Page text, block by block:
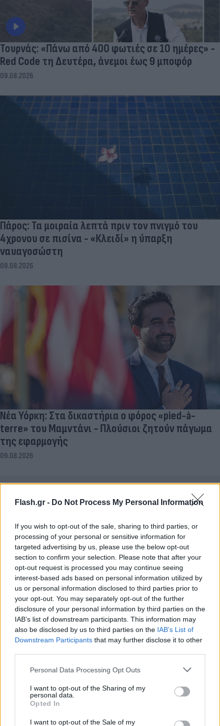
Flash.gr - Do Not Process My Personal Information
If you wish to opt-out of the sale, sharing to third parties, or
processing of your personal or sensitive information for
targeted advertising by us, please use the below opt-out
section to confirm your selection. Please note that after your
opt-out request is processed you may continue seeing
interest-based ads based on personal information utilized by
us or personal information disclosed to third parties prior to
your opt-out. You may separately opt-out of the further
disclosure of your personal information by third parties on the
IAB’s list of downstream participants. This information may
also be disclosed by us to third parties on the IAB’s List of
Downstream Participants that may further disclose it to other
Please note that this website/app uses one or more Google
not limited to your visit or usage behaviour. You may click to
grant or deny consent to Google and its third-party tags to
use your data for below specified purposes in below Google
consent section.
Personal Data Processing Opt Outs
I want to opt-out of the Sharing of my
personal data.
Opted In
I want to opt-out of the Sale of my
Τουρνάς: «Πάνω από 400 φωτιές σε 10 ημέρες» -
Red Code τη Δευτέρα, άνεμοι έως 9 μποφόρ
09.08.2026
Πάρος: Τα μοιραία λεπτά πριν τον πνιγμό του
4χρονου σε πισίνα - «Κλειδί» η ύπαρξη
ναυαγοσώστη
09.08.2026
Νέα Υόρκη: Στα δικαστήρια ο φόρος «pied-à-
terre» του Μαμντάνι - Πλούσιοι ζητούν πάγωμα
της εφαρμογής
09.08.2026
Αθήνα χωρίς… Αθηναίους: Άδειασαν οι δρόμοι
ενόψει Δεκαπενταύγουστου
09.08.2026